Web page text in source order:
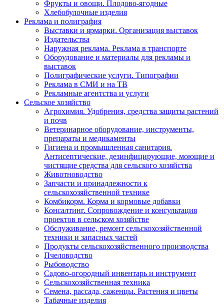
Фрукты и овощи. Плодово-ягодные
Хлебобулочные изделия
Реклама и полиграфия
Выставки и ярмарки. Организация выставок
Издательства
Наружная реклама. Реклама в транспорте
Оборудование и материалы для рекламы и
выставок
Полиграфические услуги. Типографии
Реклама в СМИ и на ТВ
Рекламные агентства и услуги
Сельское хозяйство
Агрохимия. Удобрения, средства защиты растений
и почв
Ветеринарное оборудование, инструменты,
препараты и медикаменты
Гигиена и промышленная санитария.
Антисептические, дезинфицирующие, моющие и
чистящие средства для сельского хозяйства
Животноводство
Запчасти и принадлежности к
сельскохозяйственной технике
Комбикорм. Корма и кормовые добавки
Консалтинг. Сопровождение и консультация
проектов в сельском хозяйстве
Обслуживание, ремонт сельскохозяйственной
техники и запасных частей
Продукты сельскохозяйственного производства
Пчеловодство
Рыбоводство
Садово-огородный инвентарь и инструмент
Сельскохозяйственная техника
Семена, рассада, саженцы. Растения и цветы
Табачные изделия